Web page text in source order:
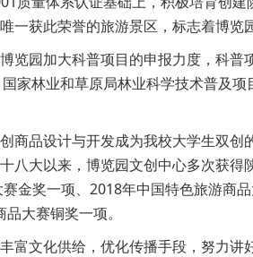
获此荣誉的旅游景区，标志着博览
览园加大科普项目的申报力度，科
家林业和草原局林业科学技术普及
商品设计与开发成为我校大学生双
八大以来，博览园文创中心多次获
金奖一项、2018年中国特色旅游商
大赛铜奖一项。
富文化供给，优化传播手段，努力